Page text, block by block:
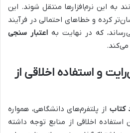
به این نرم‌افزارها منتقل شوند. این
کرده و خطاهای احتمالی در فرآیند
که در نهایت به اعتبار سنجی
و استفاده اخلاقی از
کتاب از پلتفرم‌های دانشگاهی، همواره
اخلاقی از منابع توجه داشته